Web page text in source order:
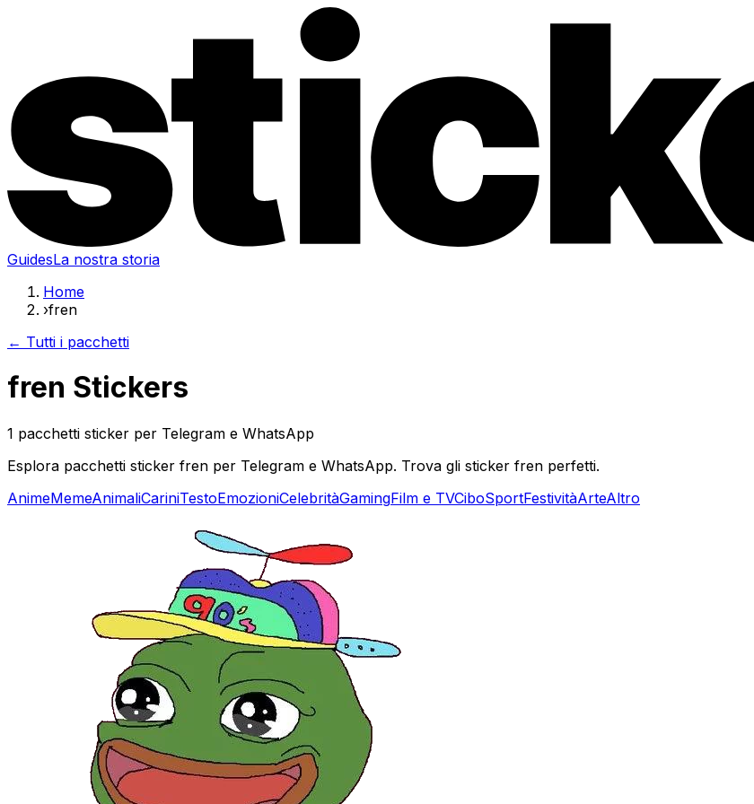
GuidesLa nostra storia
Home
›fren
← Tutti i pacchetti
fren Stickers
1 pacchetti sticker per Telegram e WhatsApp
Esplora pacchetti sticker fren per Telegram e WhatsApp. Trova gli sticker fren perfetti.
AnimeMemeAnimaliCariniTestoEmozioniCelebritàGamingFilm e TVCiboSportFestivitàArteAltro